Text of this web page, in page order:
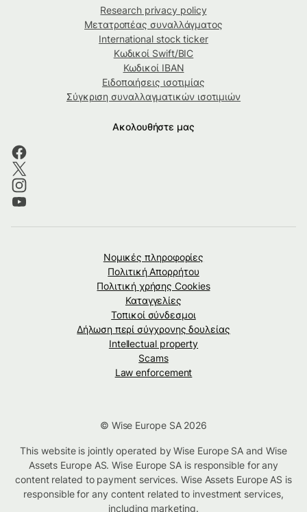
Research privacy policy
Μετατροπέας συναλλάγματος
International stock ticker
Κωδικοί Swift/BIC
Κωδικοί IBAN
Ειδοποιήσεις ισοτιμίας
Σύγκριση συναλλαγματικών ισοτιμιών
Ακολουθήστε μας
Νομικές πληροφορίες
Πολιτική Απορρήτου
Πολιτική χρήσης Cookies
Καταγγελίες
Τοπικοί σύνδεσμοι
Δήλωση περί σύγχρονης δουλείας
Intellectual property
Scams
Law enforcement
© Wise Europe SA 2026
This website is jointly operated by Wise Europe SA and Wise
Assets Europe AS. Wise Europe SA is responsible for any
content related to payment services. Wise Assets Europe AS is
responsible for any content related to investment services,
including marketing.